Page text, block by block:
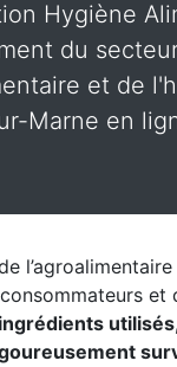
Hygiène
du
et de
Marne en
et